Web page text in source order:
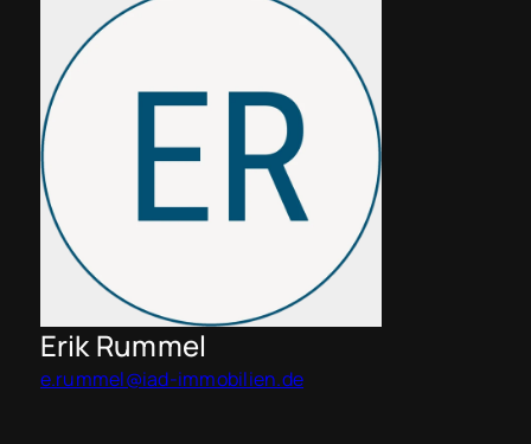
Erik Rummel
e.rummel@iad-immobilien.de